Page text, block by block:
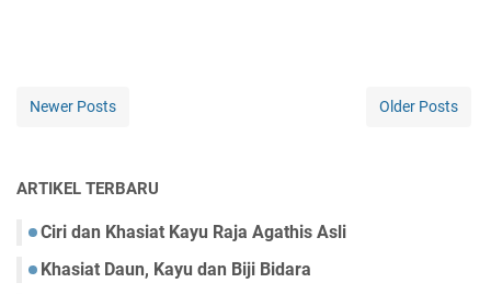
Newer Posts Older Posts
ARTIKEL TERBARU
Ciri dan Khasiat Kayu Raja Agathis Asli
Khasiat Daun, Kayu dan Biji Bidara